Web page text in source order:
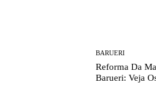
BARUERI
Reforma Da
Barueri: Veja